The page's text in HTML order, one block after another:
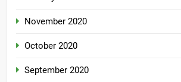
November 2020
October 2020
September 2020